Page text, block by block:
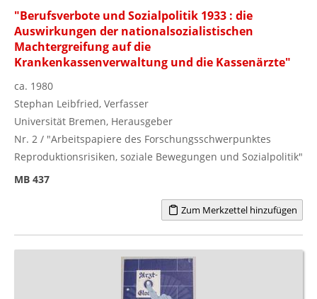
"Berufsverbote und Sozialpolitik 1933 : die
Auswirkungen der nationalsozialistischen
Machtergreifung auf die
Krankenkassenverwaltung und die Kassenärzte"
ca. 1980
Stephan Leibfried, Verfasser
Universität Bremen, Herausgeber
Nr. 2 / "Arbeitspapiere des Forschungsschwerpunktes
Reproduktionsrisiken, soziale Bewegungen und Sozialpolitik"
MB 437
Zum Merkzettel hinzufügen